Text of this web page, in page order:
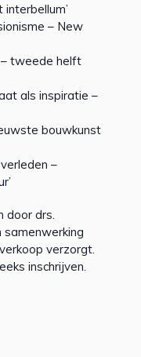
– New
– tweede helft
als inspiratie –
bouwkunst
–
door drs.
samenwerking
verzorgt.
inschrijven.